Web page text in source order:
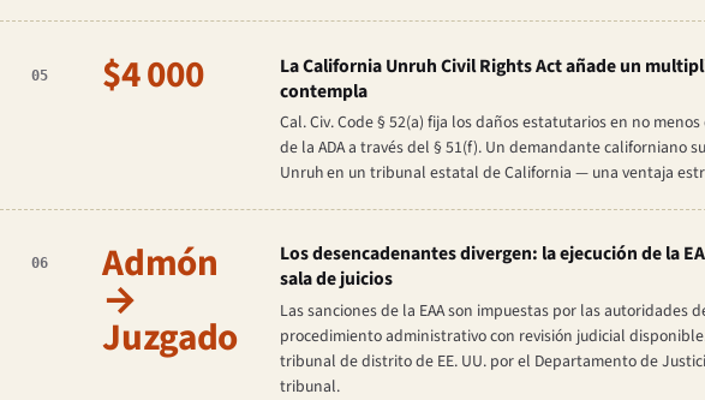
05 $4 000
La California Unruh Civil Rights Act añade un
contempla
Cal. Civ. Code § 52(a) fija los daños estatutarios en no
de la ADA a través del § 51(f). Un demandante californiano
Unruh en un tribunal estatal de California — una ventaja
06 Admón
→
Juzgado
Los desencadenantes divergen: la ejecución de la
sala de juicios
Las sanciones de la EAA son impuestas por las autoridades
procedimiento administrativo con revisión judicial
tribunal de distrito de EE. UU. por el Departamento de
tribunal.